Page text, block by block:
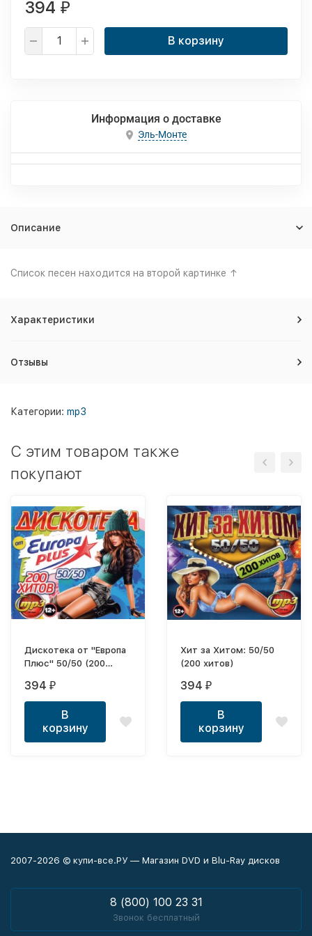
394 ₽
В корзину
Информация о доставке
Эль-Монте
Описание
Список песен находится на второй картинке ↑
Характеристики
Отзывы
Категории: mp3
C этим товаром также
покупают
Дискотека от "Европа
Плюс" 50/50 (200
394 ₽
В
корзину
Хит за Хитом: 50/50
(200 хитов)
394 ₽
В
корзину
2007-2026 © купи-все.РУ — Магазин DVD и Blu-Ray дисков
8 (800) 100 23 31
Звонок бесплатный